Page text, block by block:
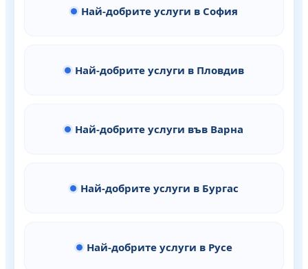
Най-добрите услуги в София
Най-добрите услуги в Пловдив
Най-добрите услуги във Варна
Най-добрите услуги в Бургас
Най-добрите услуги в Русе